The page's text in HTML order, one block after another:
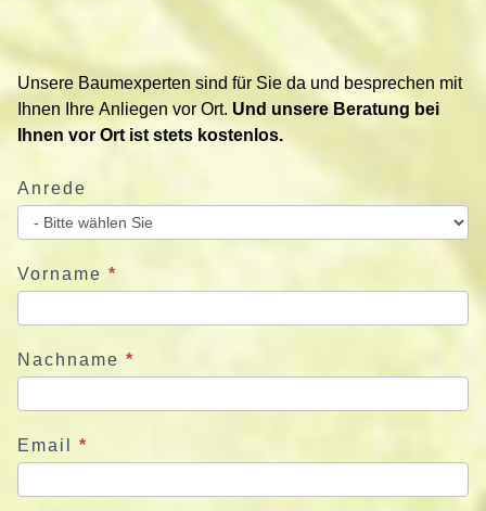
e
r
e
S
e
u
n
s
e
t
Unsere Baumexperten sind für Sie da und besprechen mit
Ihnen Ihre Anliegen vor Ort. Und unsere Beratung bei
Ihnen vor Ort ist stets kostenlos.
Anrede
Vorname *
Nachname *
Email *